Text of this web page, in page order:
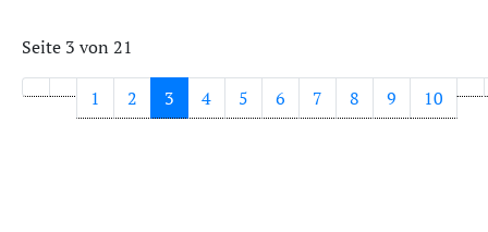
Seite 3 von 21
1 2 3 4 5 6 7 8 9 10